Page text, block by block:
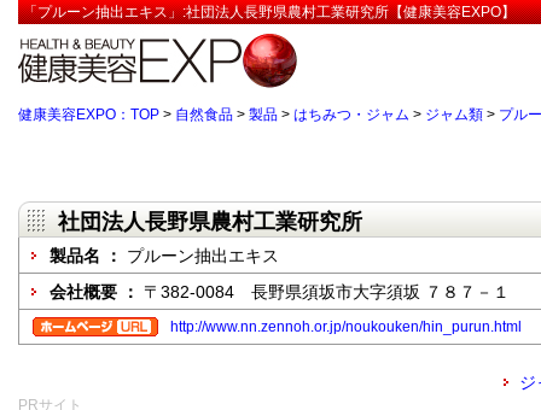
「プルーン抽出エキス」:社団法人長野県農村工業研究所【健康美容EXPO】
健康美容EXPO：TOP > 自然食品 > 製品 > はちみつ・ジャム > ジャム類 > プル
社団法人長野県農村工業研究所
製品名 ： プルーン抽出エキス
会社概要 ： 〒382-0084 長野県須坂市大字須坂 ７８７－１
http://www.nn.zennoh.or.jp/noukouken/hin_purun.html
ジ
PRサイト